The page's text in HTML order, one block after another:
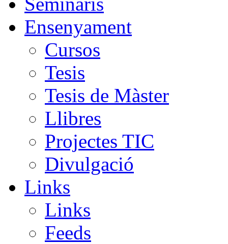
Ensenyament
Cursos
Tesis
Tesis de Màster
Llibres
Projectes TIC
Divulgació
Links
Links
Feeds